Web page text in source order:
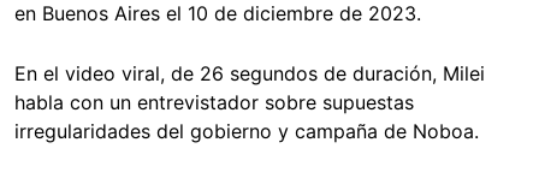
en Buenos Aires el 10 de diciembre de 2023.
En el video viral, de 26 segundos de duración, Milei
habla con un entrevistador sobre supuestas
irregularidades del gobierno y campaña de Noboa.